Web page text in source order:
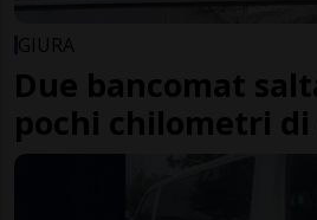
GIURA
Due bancomat
pochi chilometri di